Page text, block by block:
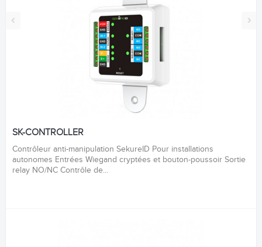
‹ ›
SK-CONTROLLER
Contrôleur anti-manipulation SekureID Pour installations
autonomes Entrées Wiegand cryptées et bouton-poussoir Sortie
relay NO/NC Contrôle de...